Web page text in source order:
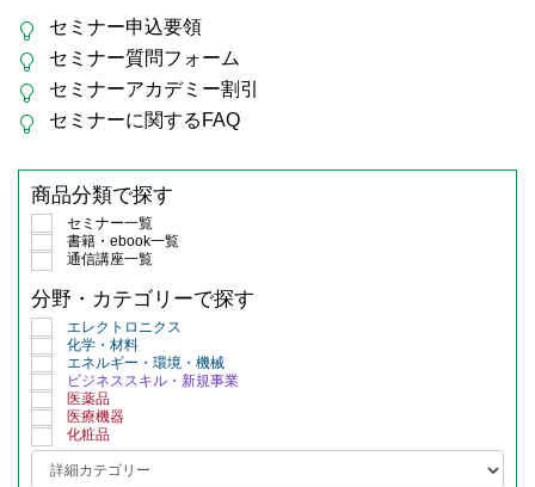
セミナー申込要領
セミナー質問フォーム
セミナーアカデミー割引
セミナーに関するFAQ
商品分類で探す
セミナー一覧
書籍・ebook一覧
通信講座一覧
分野・カテゴリーで探す
エレクトロニクス
化学・材料
エネルギー・環境・機械
ビジネススキル・新規事業
医薬品
医療機器
化粧品